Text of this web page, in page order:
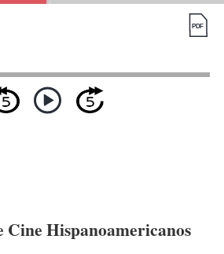
Cine Hispanoamericanos